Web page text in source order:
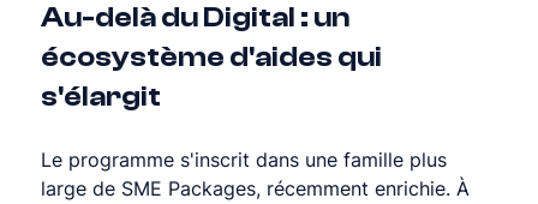
Au-delà du Digital : un
écosystème d'aides qui
s'élargit
Le programme s'inscrit dans une famille plus
large de SME Packages, récemment enrichie. À